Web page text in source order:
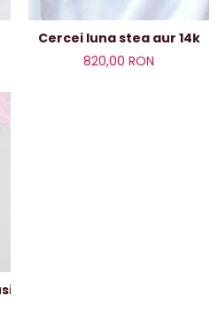
Cercei luna stea aur 14k
820,00 RON
copii/adulti